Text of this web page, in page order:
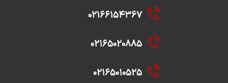
۰۲۱۶۶۱۵۴۳۶۷
۰۲۱۶۵۰۲۰۸۸۵
۰۲۱۶۵۰۱۰۵۲۵